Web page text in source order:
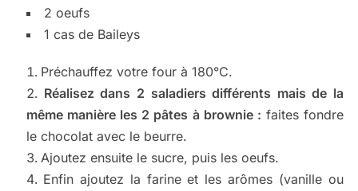
2 oeufs
1 cas de Baileys
Préchauffez votre four à 180°C.
Réalisez dans 2 saladiers différents mais de la
même manière les 2 pâtes à brownie : faites fondre
le chocolat avec le beurre.
Ajoutez ensuite le sucre, puis les oeufs.
Enfin ajoutez la farine et les arômes (vanille ou